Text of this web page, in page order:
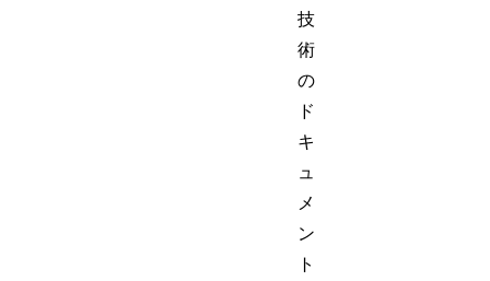
技
術
の
ド
キ
ュ
メ
ン
ト